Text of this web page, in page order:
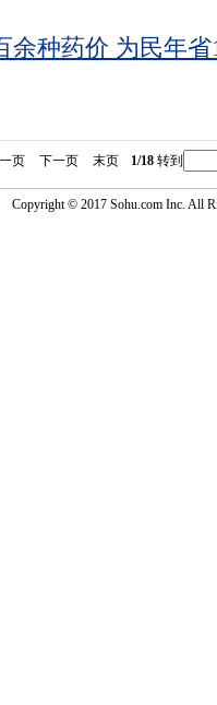
余种药价 为民年省
页 下一页 末页 1/18 转到
Copyright © 2017 Sohu.com Inc. All